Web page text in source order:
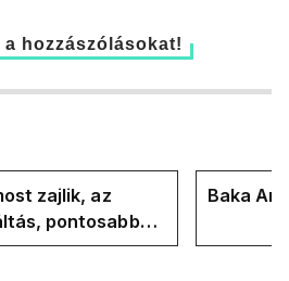
a hozzászólásokat!
zajlik, az
pontosabban
Baka